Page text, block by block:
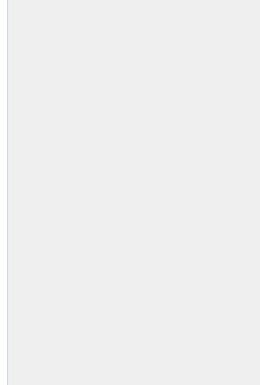
le code dans le Presse-papiers